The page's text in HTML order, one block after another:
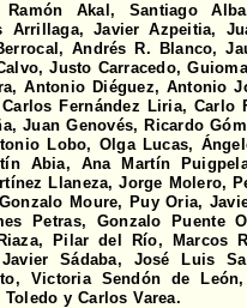
Ramón Akal, Santiago
Arrillaga, Javier Azpeitia,
Andrés R. Blanco,
Justo Carracedo,
Antonio Diéguez, Antonio
Carlos Fernández Liria, Carlo
Juan Genovés, Ricardo
Lobo, Olga Lucas,
Abia, Ana Martín
Llaneza, Jorge Molero,
Moure, Puy Oria,
Petras, Gonzalo Puente
Pilar del Río, Marcos
Sádaba, José Luis
Victoria Sendón de
y Carlos Varea.